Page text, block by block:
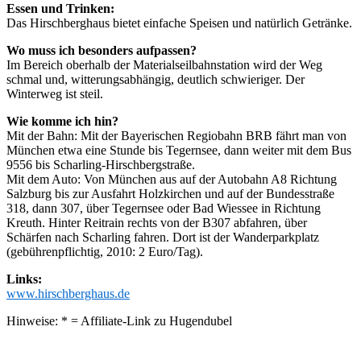
Essen und Trinken:
Das Hirschberghaus bietet einfache Speisen und natürlich Getränke.
Wo muss ich besonders aufpassen?
Im Bereich oberhalb der Materialseilbahnstation wird der Weg
schmal und, witterungsabhängig, deutlich schwieriger. Der
Winterweg ist steil.
Wie komme ich hin?
Mit der Bahn: Mit der Bayerischen Regiobahn BRB fährt man von
München etwa eine Stunde bis Tegernsee, dann weiter mit dem Bus
9556 bis Scharling-Hirschbergstraße.
Mit dem Auto: Von München aus auf der Autobahn A8 Richtung
Salzburg bis zur Ausfahrt Holzkirchen und auf der Bundesstraße
318, dann 307, über Tegernsee oder Bad Wiessee in Richtung
Kreuth. Hinter Reitrain rechts von der B307 abfahren, über
Schärfen nach Scharling fahren. Dort ist der Wanderparkplatz
(gebührenpflichtig, 2010: 2 Euro/Tag).
Links:
www.hirschberghaus.de
Hinweise: * = Affiliate-Link zu Hugendubel